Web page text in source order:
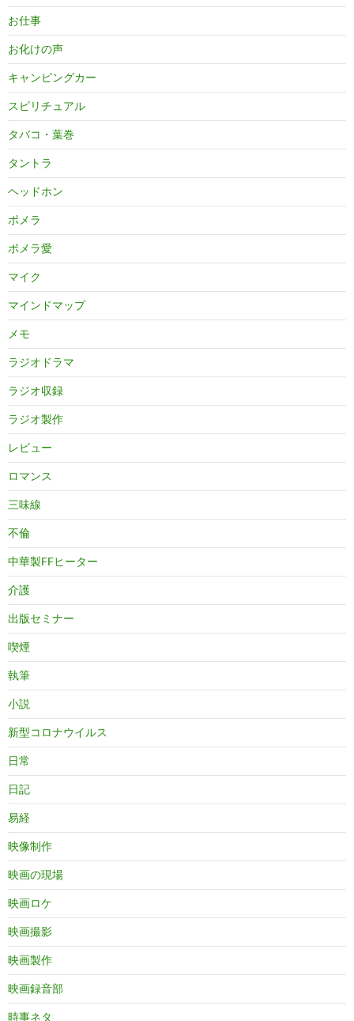
お仕事
お化けの声
キャンピングカー
スピリチュアル
タバコ・葉巻
タントラ
ヘッドホン
ポメラ
ポメラ愛
マイク
マインドマップ
メモ
ラジオドラマ
ラジオ収録
ラジオ製作
レビュー
ロマンス
三味線
不倫
中華製FFヒーター
介護
出版セミナー
喫煙
執筆
小説
新型コロナウイルス
日常
日記
易経
映像制作
映画の現場
映画ロケ
映画撮影
映画製作
映画録音部
時事ネタ